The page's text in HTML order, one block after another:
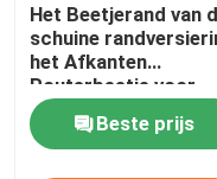
Het Beetjerand van
schuine
het Afkanten
Routerbeetje voor
Vernisje en Laminaat
Beste prijs